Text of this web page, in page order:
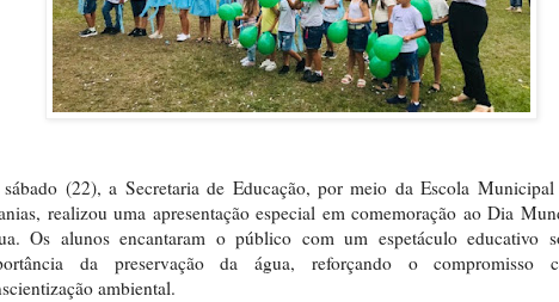
(22), a Secretaria de Educação, por meio da Escola Municipal
realizou uma apresentação especial em comemoração ao Dia
Os alunos encantaram o público com um espetáculo educativo
da preservação da água, reforçando o compromisso
ambiental.